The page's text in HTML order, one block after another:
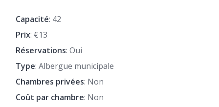
Capacité: 42
Prix: €13
Réservations: Oui
Type: Albergue municipale
Chambres privées: Non
Coût par chambre: Non